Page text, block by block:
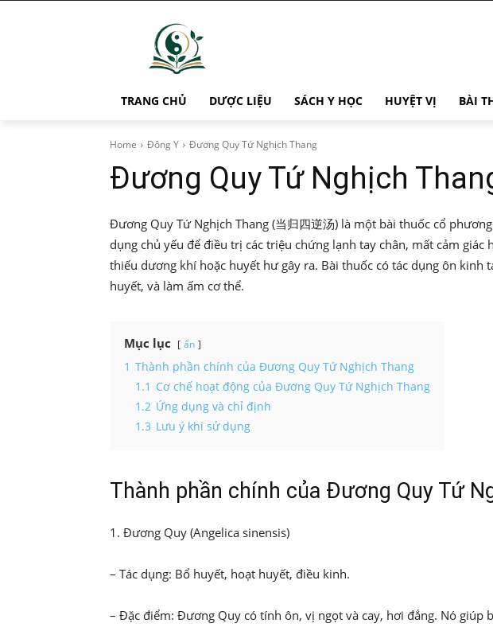
TRANG CHỦ DƯỢC LIỆU SÁCH Y HỌC HUYỆT VỊ BÀI
Home Đông Y Đương Quy Tứ Nghịch Thang
Đương Quy Tứ Nghịch
Đương Quy Tứ Nghịch Thang (当归四逆汤) là một bài thuốc cổ
dụng chủ yếu để điều trị các triệu chứng lạnh tay chân, mất cảm giác
thiếu dương khí hoặc huyết hư gây ra. Bài thuốc có tác dụng ôn kinh
huyết, và làm ấm cơ thể.
Mục lục ẩn
1 Thành phần chính của Đương Quy Tứ Nghịch Thang
1.1 Cơ chế hoạt động của Đương Quy Tứ Nghịch Thang
1.2 Ứng dụng và chỉ định
1.3 Lưu ý khi sử dụng
Thành phần chính của Đương Quy Tứ
1. Đương Quy (Angelica sinensis)
– Tác dụng: Bổ huyết, hoạt huyết, điều kinh.
– Đặc điểm: Đương Quy có tính ôn, vị ngọt và cay, hơi đắng. Nó giúp